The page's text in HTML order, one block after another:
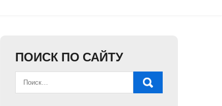
ПОИСК ПО САЙТУ